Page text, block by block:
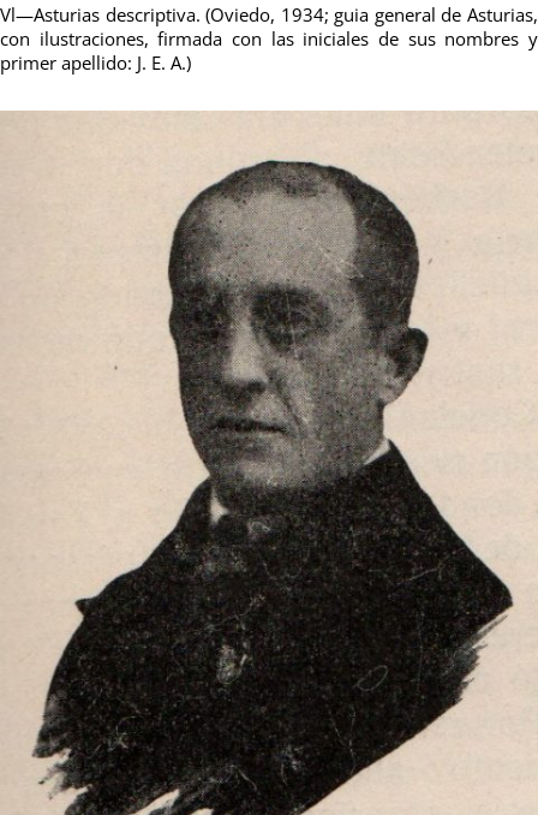
Vl—Asturias descriptiva. (Oviedo, 1934; guia general de Asturias,
con ilustraciones, firmada con las iniciales de sus nombres y
primer apellido: J. E. A.)